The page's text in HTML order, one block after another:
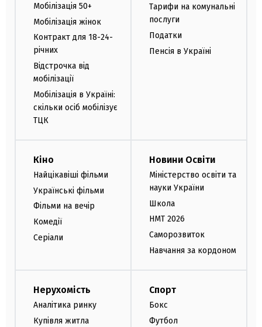
Мобілізація 50+
Мобілізація жінок
Контракт для 18-24-
річних
Відстрочка від
мобілізації
Мобілізація в Україні:
скільки осіб мобілізує
ТЦК
Тарифи на комунальні
послуги
Податки
Пенсія в Україні
Кіно
Найцікавіші фільми
Українські фільми
Фільми на вечір
Комедії
Серіали
Новини Освіти
Міністерство освіти та
науки України
Школа
НМТ 2026
Саморозвиток
Навчання за кордоном
Нерухомість
Аналітика ринку
Купівля житла
Спорт
Бокс
Футбол